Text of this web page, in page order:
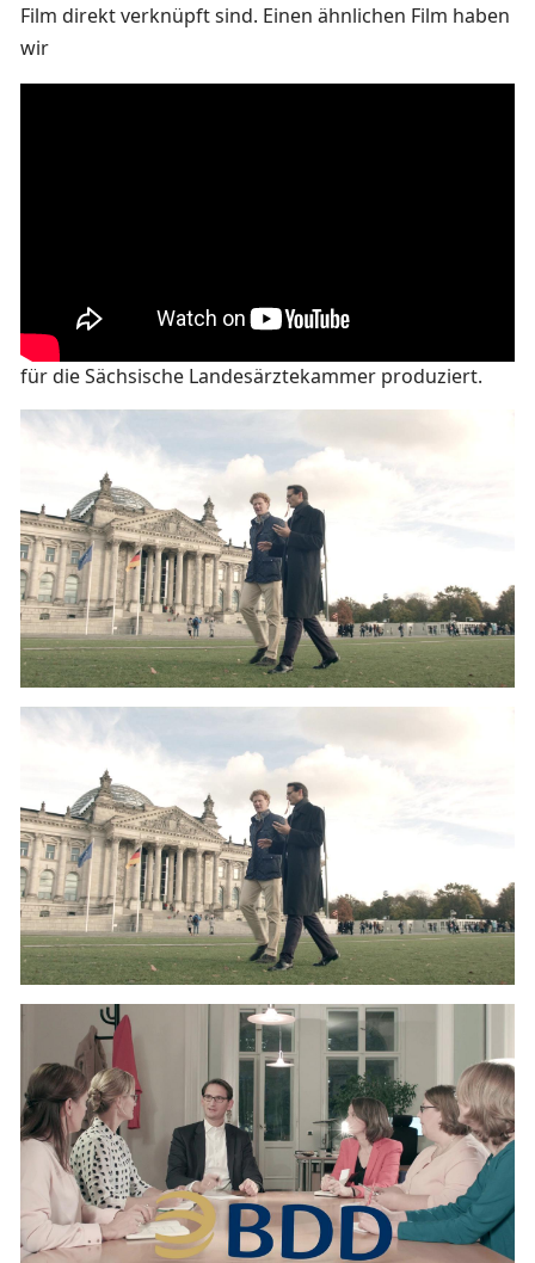
Film direkt verknüpft sind. Einen ähnlichen Film haben
wir
für die Sächsische Landesärztekammer produziert.